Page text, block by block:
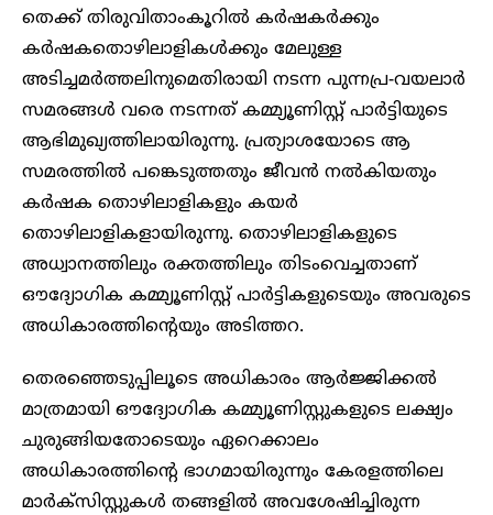
തെക്ക് തിരുവിതാംകൂറിൽ കർഷകർക്കും
കർഷകതൊഴിലാളികൾക്കും മേലുള്ള
അടിച്ചമർത്തലിനുമെതിരായി നടന്ന പുന്നപ്ര-വയലാർ
സമരങ്ങൾ വരെ നടന്നത് കമ്മ്യൂണിസ്റ്റ് പാർട്ടിയുടെ
ആഭിമുഖ്യത്തിലായിരുന്നു. പ്രത്യാശയോടെ ആ
സമരത്തിൽ പങ്കെടുത്തതും ജീവൻ നൽകിയതും
കർഷക തൊഴിലാളികളും കയർ
തൊഴിലാളികളായിരുന്നു. തൊഴിലാളികളുടെ
അധ്വാനത്തിലും രക്തത്തിലും തിടംവെച്ചതാണ്
ഔദ്യോഗിക കമ്മ്യൂണിസ്റ്റ് പാർട്ടികളുടെയും അവരുടെ
അധികാരത്തിൻ്റെയും അടിത്തറ.
തെരഞ്ഞെടുപ്പിലൂടെ അധികാരം ആർജ്ജിക്കൽ
മാത്രമായി ഔദ്യോഗിക കമ്മ്യൂണിസ്റ്റുകളുടെ ലക്ഷ്യം
ചുരുങ്ങിയതോടെയും ഏറെക്കാലം
അധികാരത്തിൻ്റെ ഭാഗമായിരുന്നും കേരളത്തിലെ
മാർക്സിസ്റ്റുകൾ തങ്ങളിൽ അവശേഷിച്ചിരുന്ന